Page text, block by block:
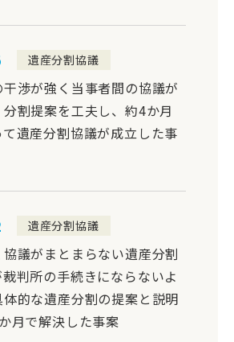
遺産分割協議
渉が強く当事者間の協議が
割提案を工夫し、約4か月
遺産分割協議が成立した事
遺産分割協議
議がまとまらない遺産分割
判所の手続きにならないよ
体的な遺産分割の提案と説明
月で解決した事案